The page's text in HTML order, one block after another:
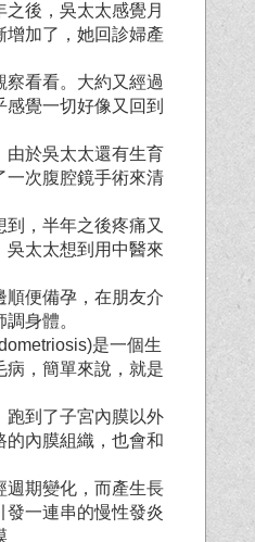
後，吳太太感覺月
增加了，她回診婦產
察看看。大約又經過
覺一切好像又回到
由於吳太太還有生育
一次腹腔鏡手術來清
，半年之後疼痛又
吳太太想到用中醫來
順便備孕，在朋友介
身體。
是一個生
病，簡單來說，就是
跑到了子宮內膜以外
的內膜組織，也會和
週期變化，而產生長
發一連串的慢性發炎